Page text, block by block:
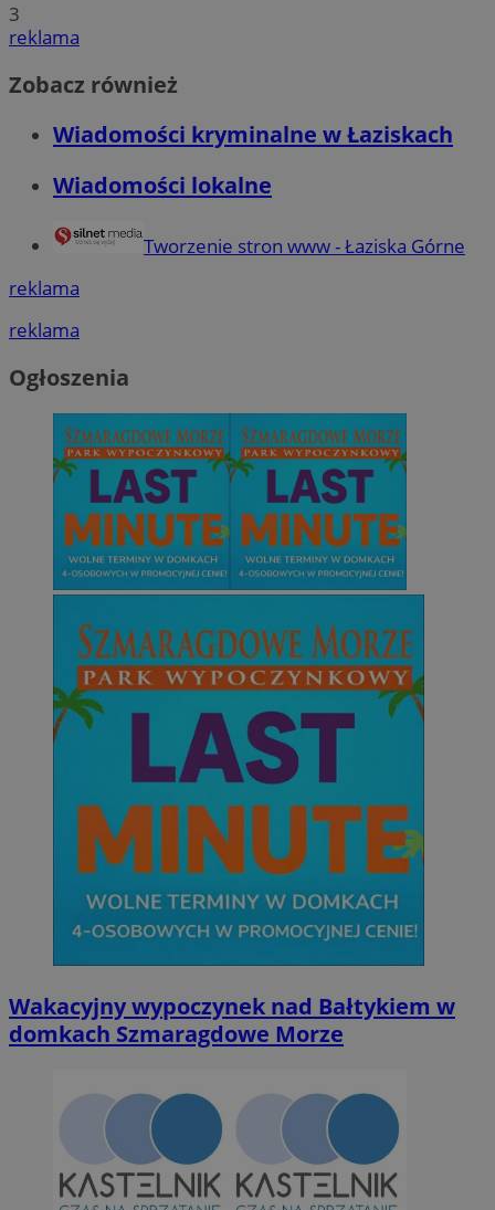
3
reklama
Zobacz również
Wiadomości kryminalne w Łaziskach
Wiadomości lokalne
Tworzenie stron www - Łaziska Górne
reklama
reklama
Ogłoszenia
Wakacyjny wypoczynek nad Bałtykiem w
domkach Szmaragdowe Morze